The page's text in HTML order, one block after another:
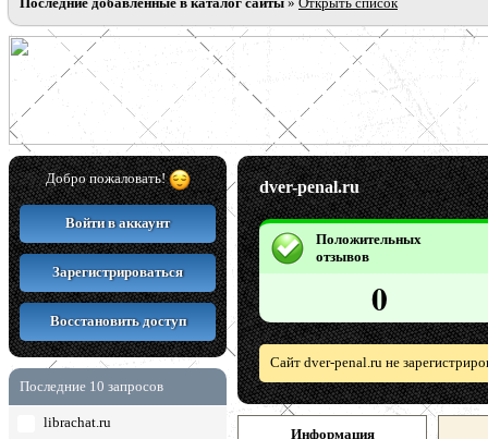
Добро пожаловать!
Войти в аккаунт
Зарегистрироваться
Восстановить доступ
Последние 10 запросов
librachat.ru
dver-penal.ru
Положительных
отзывов
0
Сайт dver-penal.ru не
Информация